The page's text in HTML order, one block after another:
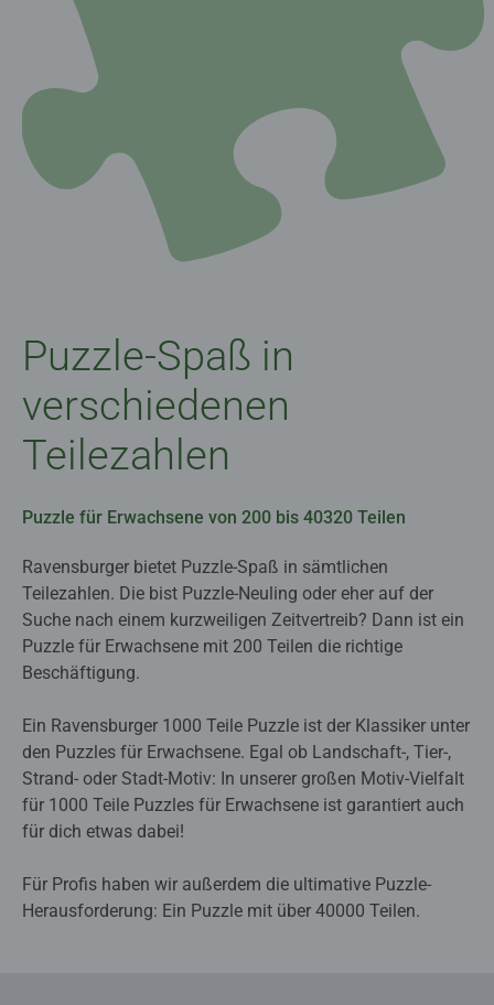
Puzzle-Spaß in
verschiedenen
Teilezahlen
Puzzle für Erwachsene von 200 bis 40320 Teilen
Ravensburger bietet Puzzle-Spaß in sämtlichen
Teilezahlen. Die bist Puzzle-Neuling oder eher auf der
Suche nach einem kurzweiligen Zeitvertreib? Dann ist ein
Puzzle für Erwachsene mit 200 Teilen die richtige
Beschäftigung.
Ein Ravensburger 1000 Teile Puzzle ist der Klassiker unter
den Puzzles für Erwachsene. Egal ob Landschaft-, Tier-,
Strand- oder Stadt-Motiv: In unserer großen Motiv-Vielfalt
für 1000 Teile Puzzles für Erwachsene ist garantiert auch
für dich etwas dabei!
Für Profis haben wir außerdem die ultimative Puzzle-
Herausforderung: Ein Puzzle mit über 40000 Teilen.